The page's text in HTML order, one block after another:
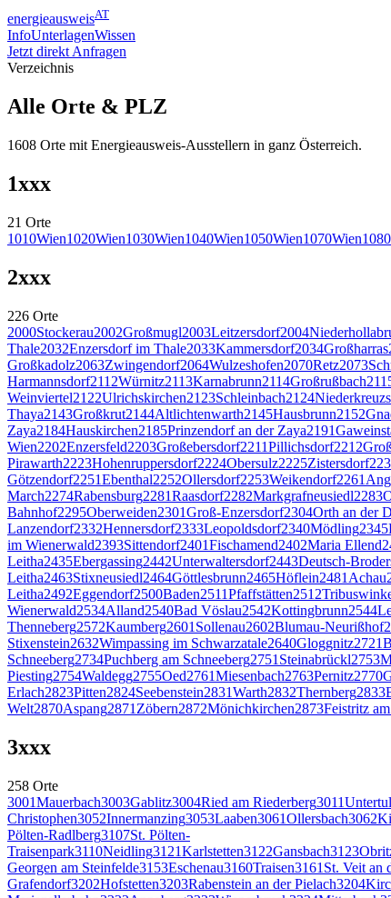
energieausweisAT
InfoUnterlagenWissen
Jetzt direkt Anfragen
Verzeichnis
Alle Orte & PLZ
1608 Orte mit Energieausweis-Ausstellern in ganz Österreich.
1xxx
21 Orte
1010Wien1020Wien1030Wien1040Wien1050Wien1070Wien1080
2xxx
226 Orte
2000Stockerau2002Großmugl2003Leitzersdorf2004
Thale2032Enzersdorf im Thale2033Kammersdorf2034Großharras
Großkadolz2063Zwingendorf2064Wulzeshofen2070Retz2073
Harmannsdorf2112Würnitz2113Karnabrunn2114Großrußbach
Weinviertel2122Ulrichskirchen2123Schleinbach2124
Thaya2143Großkrut2144Altlichtenwarth2145Hausbrunn2152
Zaya2184Hauskirchen2185Prinzendorf an der Zaya2191
Wien2202Enzersfeld2203Großebersdorf2211Pillichsdorf2212
Pirawarth2223Hohenruppersdorf2224Obersulz2225Zistersdorf
Götzendorf2251Ebenthal2252Ollersdorf2253Weikendorf2261
March2274Rabensburg2281Raasdorf2282Markgrafneusiedl2283
Bahnhof2295Oberweiden2301Groß-Enzersdorf2304Orth an der
Lanzendorf2332Hennersdorf2333Leopoldsdorf2340Mödling2345
im Wienerwald2393Sittendorf2401Fischamend2402Maria Ellend
Leitha2435Ebergassing2442Unterwaltersdorf2443Deutsch-
Leitha2463Stixneusiedl2464Göttlesbrunn2465Höflein2481 Achau
Leitha2492Eggendorf2500Baden2511Pfaffstätten2512
Wienerwald2534Alland2540Bad Vöslau2542Kottingbrunn2544
Thenneberg2572Kaumberg2601 Sollenau2602Blumau-Neurißhof
Stixenstein2632Wimpassing im Schwarzatale2640Gloggnitz2721
Schneeberg2734Puchberg am Schneeberg2751 Steinabrückl2753
Piesting2754Waldegg2755Oed2761Miesenbach2763Pernitz2770
Erlach2823Pitten2824Seebenstein2831Warth2832Thernberg2833
Welt2870Aspang2871 Zöbern2872Mönichkirchen2873Feistritz
3xxx
258 Orte
3001Mauerbach3003Gablitz3004Ried am Riederberg3011
Christophen3052Innermanzing3053Laaben3061Ollersbach3062
Pölten-Radlberg3107St. Pölten-
Traisenpark3110Neidling3121Karlstetten3122Gansbach3123
Georgen am Steinfelde3153Eschenau3160Traisen3161 St. Veit an
Grafendorf3202Hofstetten3203Rabenstein an der Pielach3204